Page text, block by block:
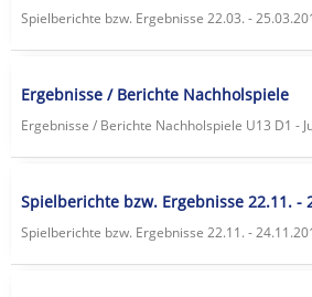
Spielberichte bzw. Ergebnisse 22.03. -
Ergebnisse / Berichte Nachholspiele
Ergebnisse / Berichte Nachholspiele U13 D1 -
Spielberichte bzw. Ergebnisse 22.11. -
Spielberichte bzw. Ergebnisse 22.11. -